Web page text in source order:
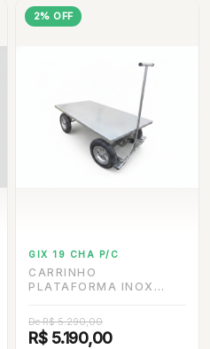
2% OFF
GIX 19 CHA P/C
CARRINHO
PLATAFORMA INOX
SISTEMA 5ª RODA E
RODAS PNEUMÁTICAS.
De R$ 5.290,00
R$ 5.190,00